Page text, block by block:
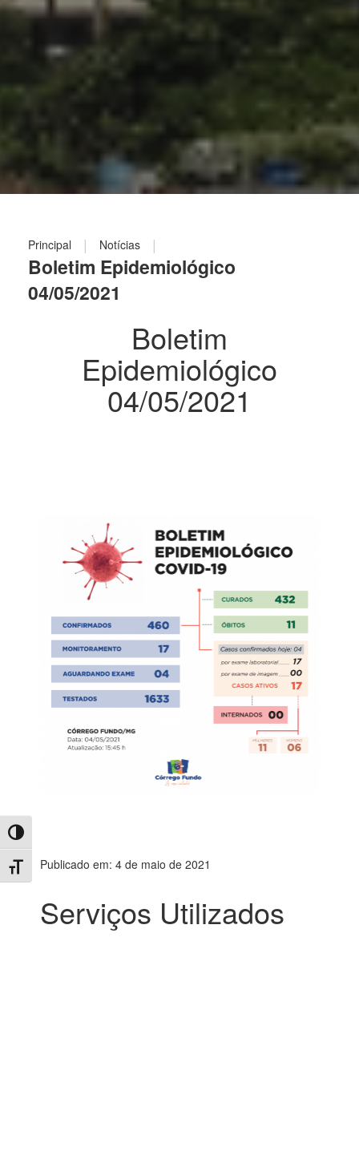
Toggle High Contrast
Toggle Font size
Principal | Notícias |
Boletim Epidemiológico
04/05/2021
Boletim
Epidemiológico
04/05/2021
Publicado em: 4 de maio de 2021
Serviços Utilizados